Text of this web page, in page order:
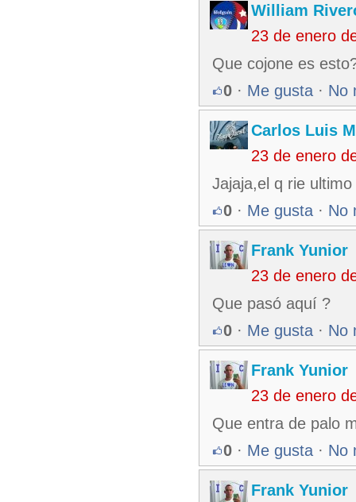
William
23 de enero
Que cojone es
0 · Me gusta · No
Carlos Luis
23 de enero
Jajaja,el q rie
0 · Me gusta · No
Frank Yunior
23 de enero
Que pasó aquí ?
0 · Me gusta · No
Frank Yunior
23 de enero
Que entra de palo
0 · Me gusta · No
Frank Yunior